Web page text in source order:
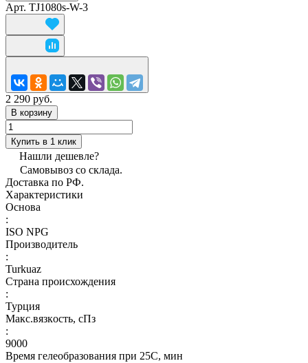
Арт. TJ1080s-W-3
2 290 руб.
В корзину
Купить в 1 клик
Нашли дешевле?
Самовывоз со склада.
Доставка по РФ.
Характеристики
Основа
:
ISO NPG
Производитель
:
Turkuaz
Страна происхождения
:
Турция
Макс.вязкoсть, сПз
:
9000
Время гелеобразования при 25С, мин